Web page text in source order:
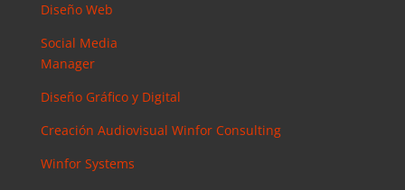
Diseño Web
Social Media
Manager
Diseño Gráfico y Digital
Creación Audiovisual Winfor Consulting
Winfor Systems